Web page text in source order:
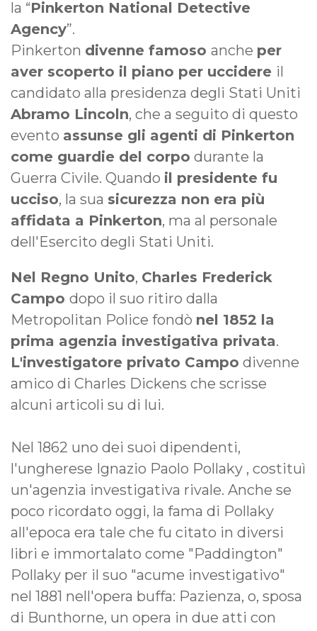
la “Pinkerton National Detective
Agency”.
Pinkerton divenne famoso anche per
aver scoperto il piano per uccidere il
candidato alla presidenza degli Stati Uniti
Abramo Lincoln, che a seguito di questo
evento assunse gli agenti di Pinkerton
come guardie del corpo durante la
Guerra Civile. Quando il presidente fu
ucciso, la sua sicurezza non era più
affidata a Pinkerton, ma al personale
dell'Esercito degli Stati Uniti.
Nel Regno Unito, Charles Frederick
Campo dopo il suo ritiro dalla
Metropolitan Police fondò nel 1852 la
prima agenzia investigativa privata.
L'investigatore privato Campo divenne
amico di Charles Dickens che scrisse
alcuni articoli su di lui.
Nel 1862 uno dei suoi dipendenti,
l'ungherese Ignazio Paolo Pollaky , costituì
un'agenzia investigativa rivale. Anche se
poco ricordato oggi, la fama di Pollaky
all'epoca era tale che fu citato in diversi
libri e immortalato come "Paddington"
Pollaky per il suo "acume investigativo"
nel 1881 nell'opera buffa: Pazienza, o, sposa
di Bunthorne, un opera in due atti con